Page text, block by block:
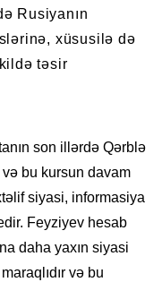
Rusiyanın
xüsusilə də
təsir
son illərdə Qərblə
bu kursun davam
siyasi, informasiya
Feyziyev hesab
daha yaxın siyasi
və bu